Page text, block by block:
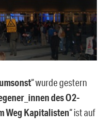
“ wurde gestern
des O2-
Weg Kapitalisten“ ist auf